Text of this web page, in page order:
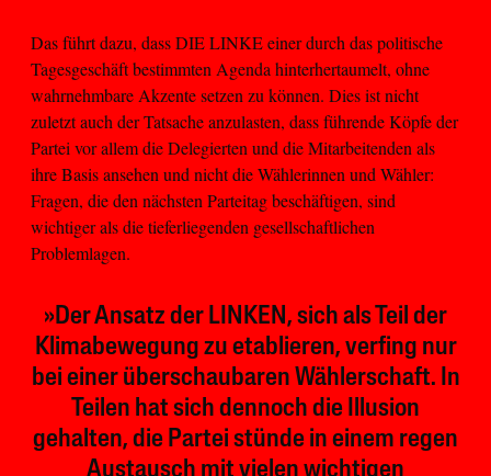
Das führt dazu, dass DIE LINKE einer durch das politische
Tagesgeschäft bestimmten Agenda hinterhertaumelt, ohne
wahrnehmbare Akzente setzen zu können. Dies ist nicht
zuletzt auch der Tatsache anzulasten, dass führende Köpfe der
Partei vor allem die Delegierten und die Mitarbeitenden als
ihre Basis ansehen und nicht die Wählerinnen und Wähler:
Fragen, die den nächsten Parteitag beschäftigen, sind
wichtiger als die tieferliegenden gesellschaftlichen
Problemlagen.
»Der Ansatz der LINKEN, sich als Teil der
Klimabewegung zu etablieren, verfing nur
bei einer überschaubaren Wählerschaft. In
Teilen hat sich dennoch die Illusion
gehalten, die Partei stünde in einem regen
Austausch mit vielen wichtigen